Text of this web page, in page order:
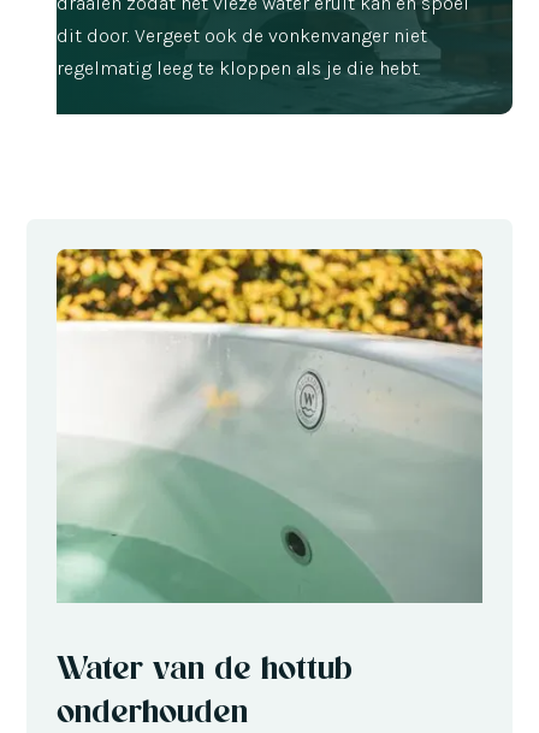
dit door. Vergeet ook de vonkenvanger niet
regelmatig leeg te kloppen als je die hebt.
Water van de hottub
onderhouden